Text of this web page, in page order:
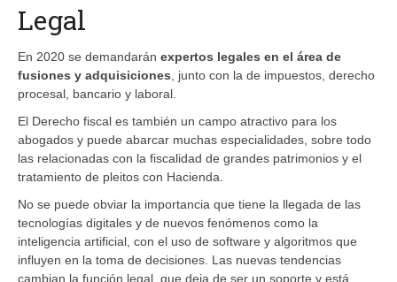
Legal
En 2020 se demandarán expertos legales en el área de
fusiones y adquisiciones , junto con la de impuestos, derecho
procesal, bancario y laboral.
El Derecho fiscal es también un campo atractivo para los
abogados y puede abarcar muchas especialidades, sobre todo
las relacionadas con la fiscalidad de grandes patrimonios y el
tratamiento de pleitos con Hacienda.
No se puede obviar la importancia que tiene la llegada de las
tecnologías digitales y de nuevos fenómenos como la
inteligencia artificial, con el uso de software y algoritmos que
influyen en la toma de decisiones. Las nuevas tendencias
cambian la función legal, que deja de ser un soporte y está